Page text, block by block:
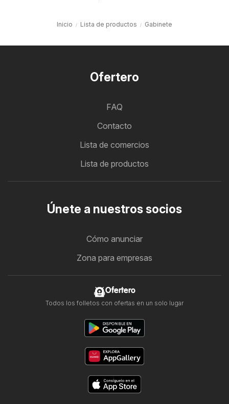
Inicio Lista de productos Gabinete
Ofertero
FAQ
Contacto
Lista de comercios
Lista de productos
Únete a nuestros socios
Cómo anunciar
Zona para empresas
Ofertero
Todos los folletos con ofertas en un solo lugar